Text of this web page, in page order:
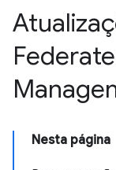
Nesta página